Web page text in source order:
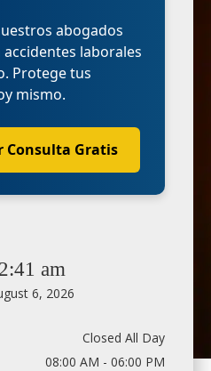
abogados
laborales
Protege tus
mismo.
Consulta Gratis
2:41 am
6, 2026
Closed All Day
08:00 AM - 06:00 PM